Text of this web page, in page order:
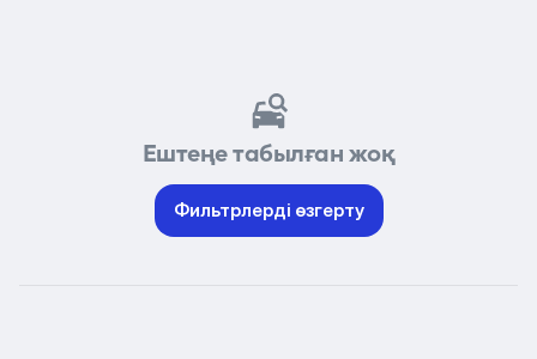
Ештеңе табылған жоқ
Фильтрлерді өзгерту